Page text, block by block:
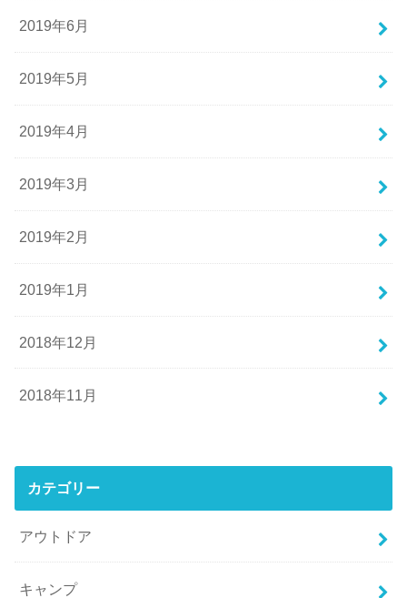
2019年6月
2019年5月
2019年4月
2019年3月
2019年2月
2019年1月
2018年12月
2018年11月
カテゴリー
アウトドア
キャンプ